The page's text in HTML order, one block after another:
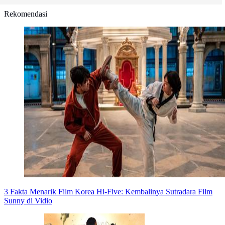
Rekomendasi
3 Fakta Menarik Film Korea Hi-Five: Kembalinya Sutradara Film
Sunny di Vidio